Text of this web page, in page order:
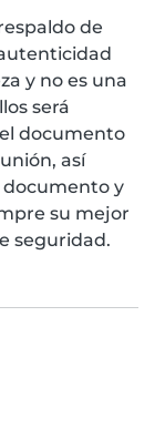
de
y no es una
será
documento
así
documento y
su mejor
seguridad.